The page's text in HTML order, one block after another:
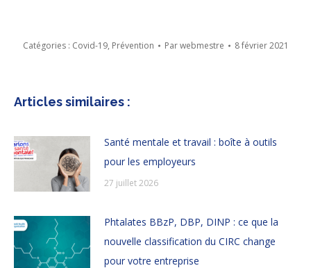
Catégories : Covid-19, Prévention Parwebmestre 8 février 2021
Articles similaires :
Santé mentale et travail : boîte à outils
pour les employeurs
27 juillet 2026
Phtalates BBzP, DBP, DINP : ce que la
nouvelle classification du CIRC change
pour votre entreprise